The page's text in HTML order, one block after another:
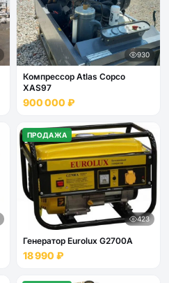
930
Компрессор Atlas Copco
XAS97
900 000 ₽
ПРОДАЖА
423
Генератор Eurolux G2700A
18 990 ₽